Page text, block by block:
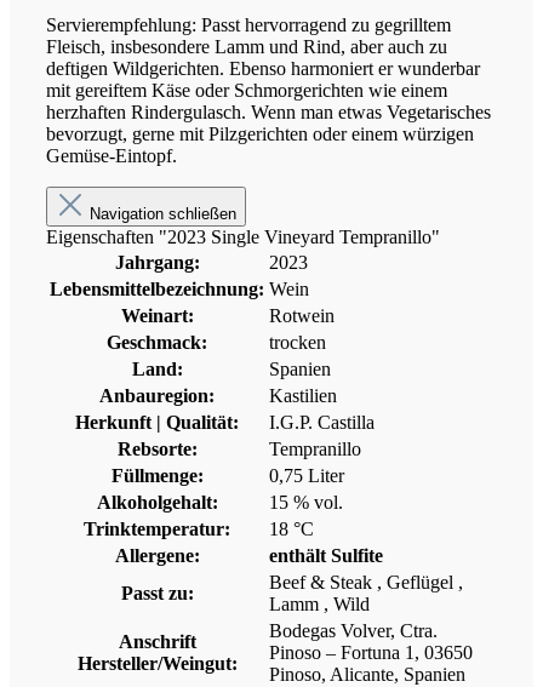
Servierempfehlung: Passt hervorragend zu gegrilltem
Fleisch, insbesondere Lamm und Rind, aber auch zu
deftigen Wildgerichten. Ebenso harmoniert er wunderbar
mit gereiftem Käse oder Schmorgerichten wie einem
herzhaften Rindergulasch. Wenn man etwas Vegetarisches
bevorzugt, gerne mit Pilzgerichten oder einem würzigen
Gemüse-Eintopf.
Navigation schließen
Eigenschaften "2023 Single Vineyard Tempranillo"
Jahrgang:
2023
Lebensmittelbezeichnung: Wein
Weinart:
Rotwein
Geschmack:
trocken
Land:
Spanien
Anbauregion:
Kastilien
Herkunft | Qualität:
I.G.P. Castilla
Rebsorte:
Tempranillo
Füllmenge:
0,75 Liter
Alkoholgehalt:
15 % vol.
Trinktemperatur:
18 °C
Allergene:
enthält Sulfite
Passt zu:
Beef & Steak , Geflügel ,
Lamm , Wild
Anschrift
Hersteller/Weingut:
Bodegas Volver, Ctra.
Pinoso – Fortuna 1, 03650
Pinoso, Alicante, Spanien